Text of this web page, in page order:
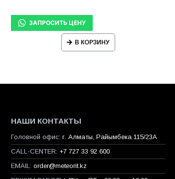
В КОРЗИНУ
НАШИ КОНТАКТЫ
Головной офис: г. Алматы, Райымбека 115/23A
CALL-CENTER: +7 727 33 92 600
EMAIL: order@meteorit.kz